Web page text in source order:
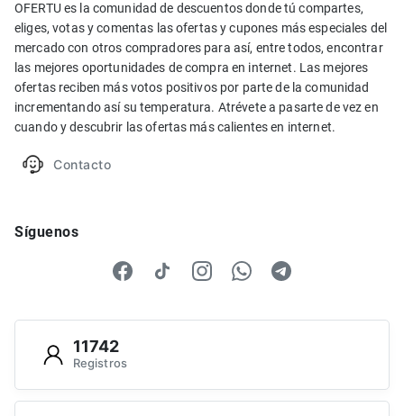
OFERTU es la comunidad de descuentos donde tú compartes,
eliges, votas y comentas las ofertas y cupones más especiales del
mercado con otros compradores para así, entre todos, encontrar
las mejores oportunidades de compra en internet. Las mejores
ofertas reciben más votos positivos por parte de la comunidad
incrementando así su temperatura. Atrévete a pasarte de vez en
cuando y descubrir las ofertas más calientes en internet.
Contacto
Síguenos
11742
Registros